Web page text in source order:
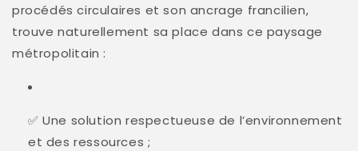
procédés circulaires et son ancrage francilien,
trouve naturellement sa place dans ce paysage
métropolitain :
✅ Une solution respectueuse de l’environnement
et des ressources ;